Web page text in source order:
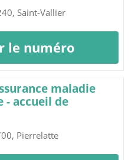
Saint-Vallier
le numéro
maladie
- accueil de
Pierrelatte